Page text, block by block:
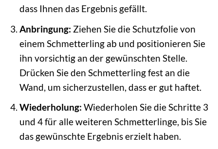
dass Ihnen das Ergebnis gefällt.
Anbringung: Ziehen Sie die Schutzfolie von
einem Schmetterling ab und positionieren Sie
ihn vorsichtig an der gewünschten Stelle.
Drücken Sie den Schmetterling fest an die
Wand, um sicherzustellen, dass er gut haftet.
Wiederholung: Wiederholen Sie die Schritte 3
und 4 für alle weiteren Schmetterlinge, bis Sie
das gewünschte Ergebnis erzielt haben.